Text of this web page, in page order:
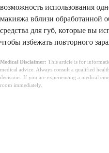
возможность использования
макияжа вблизи обработанной
средства для губ, которые вы
чтобы избежать повторного
Medical Disclaimer: This article is for
medical advice. Always consult a qualified
decisions. If you are experiencing a medical
room immediately.